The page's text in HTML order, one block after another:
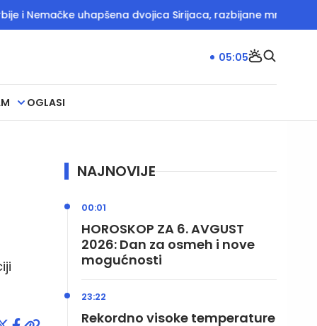
uhapšena dvojica Sirijaca, razbijane mreže
OGLASI
05:05
NAJNOVIJE
HOROSKOP ZA 6. AVGUST
2026: Dan za osmeh i nove
mogućnosti
00:01
Rekordno visoke temperature
23:22